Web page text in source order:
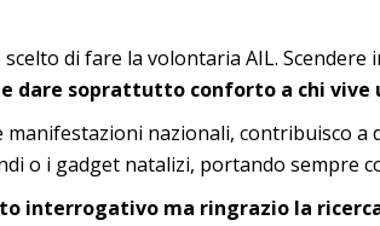
di fare la volontaria AIL.
dare soprattutto conforto a chi vive
nazionali, contribuisco
o i gadget natalizi, portando sempre
interrogativo ma ringrazio la